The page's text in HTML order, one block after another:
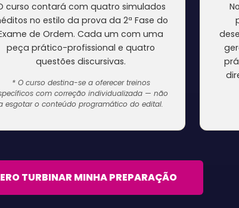
curso contará com quatro simulados
no estilo da prova da 2ª Fase do
de Ordem. Cada um com uma
peça prático-profissional e quatro
questões discursivas.
* O curso destina-se a oferecer treinos
com correção individualizada — não
esgotar o conteúdo programático do edital.
TURBINAR MINHA PREPARAÇÃO